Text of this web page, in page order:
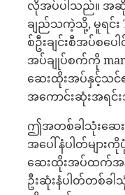
လိုအပ်ပါသည်။ အဆိုပ
ချည်သကဲ့သို့, မူရင်း
စ်ဦးချင်းစီအပ်စပ
အပ်ချုပ်စက်ကို
ဆေးထိုးအပ်နှင့်
အကောင်းဆုံးအရင်း
ဤအတစ်ခါသုံးဆေးထို
အပေါ်နံပါတ်မျာ
ဆေးထိုးအပ်ထက်အန
ဦးဆုံးနံပါတ်တစ်ခ